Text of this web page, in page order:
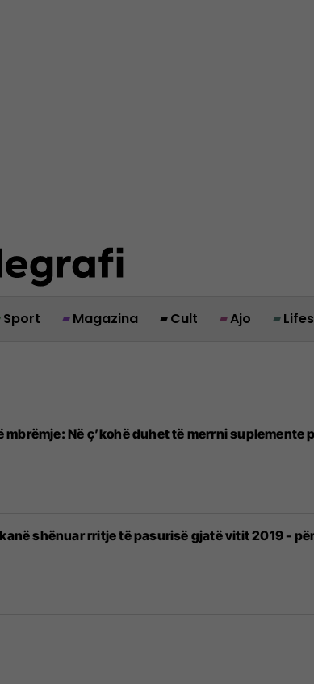
Sport Magazina Cult Ajo
Në ç’kohë duhet të merrni suplemente
shënuar rritje të pasurisë gjatë vitit 2019 -